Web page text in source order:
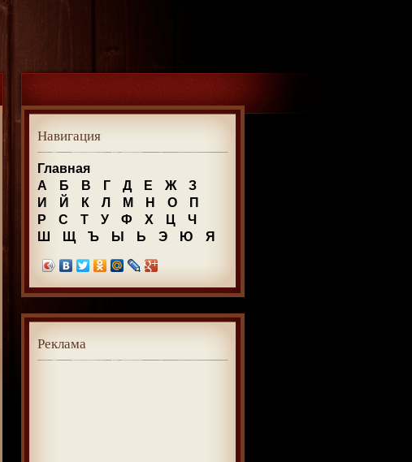
Навигация
Главная
А
Б В Г Д Е Ж
З
И
Й К Л М Н О
П
Р
С Т У Ф Х Ц
Ч
Ш
Щ Ъ Ы Ь Э Ю Я
Реклама